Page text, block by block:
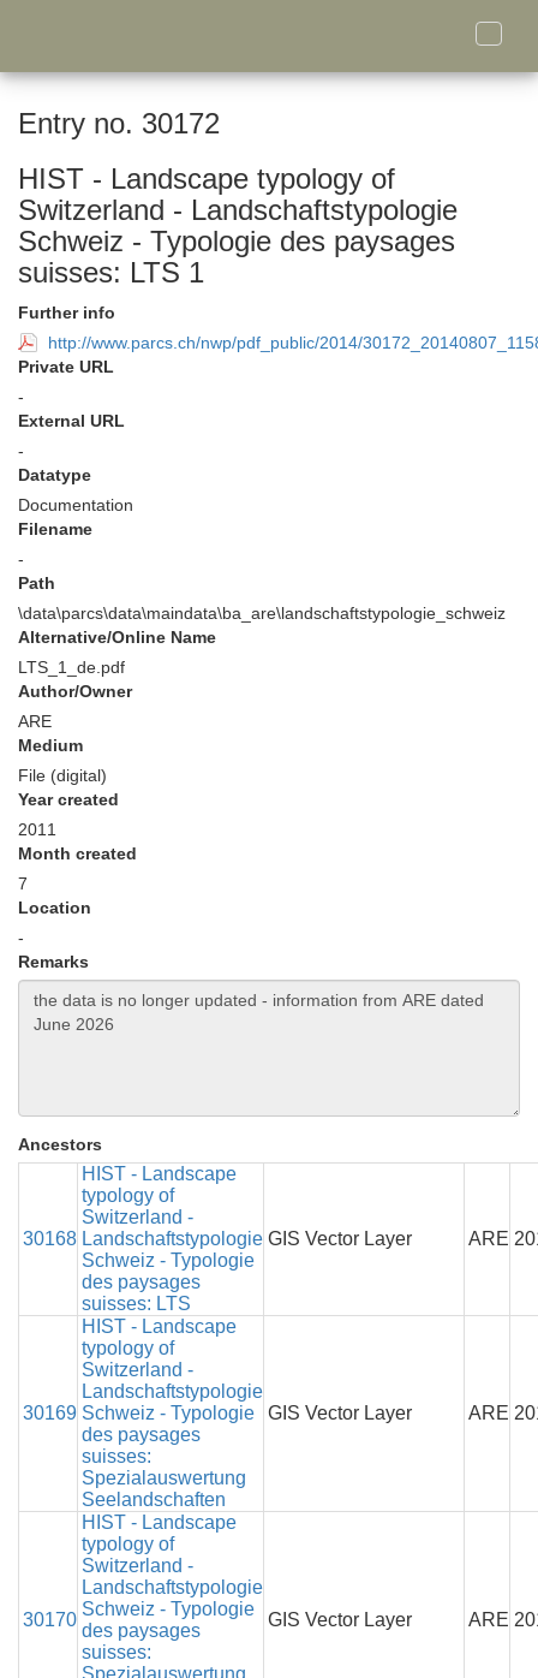
Toggle
Entry no. 30172
HIST - Landscape typology of
Switzerland - Landschaftstypologie
Schweiz - Typologie des paysages
suisses: LTS 1
Further info
http://www.parcs.ch/nwp/pdf_public/2014/
Private URL
-
External URL
-
Datatype
Documentation
Filename
-
Path
\data\parcs\data\maindata\ba_are\landschaftstypologie_schweiz
Alternative/Online Name
LTS_1_de.pdf
Author/Owner
ARE
Medium
File (digital)
Year created
2011
Month created
7
Location
-
Remarks
Ancestors
30168
HIST - Landscape
typology of
Switzerland -
Landschaftstypologie
Schweiz - Typologie
des paysages
suisses: LTS
GIS Vector Layer ARE
30169
HIST - Landscape
typology of
Switzerland -
Landschaftstypologie
Schweiz - Typologie
des paysages
suisses:
Spezialauswertung
Seelandschaften
GIS Vector Layer ARE
30170
HIST - Landscape
typology of
Switzerland -
Landschaftstypologie
Schweiz - Typologie
des paysages
suisses:
Spezialauswertung
GIS Vector Layer ARE